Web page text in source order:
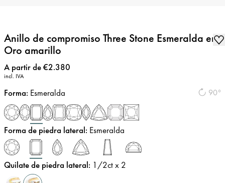
Anillo de compromiso Three Stone Esmeralda en
Oro amarillo
Precio:
A partir de €2.380
incl. IVA
90°
Forma: Esmeralda
Forma de piedra lateral: Esmeralda
Quilate de piedra lateral: 1/2ct x 2